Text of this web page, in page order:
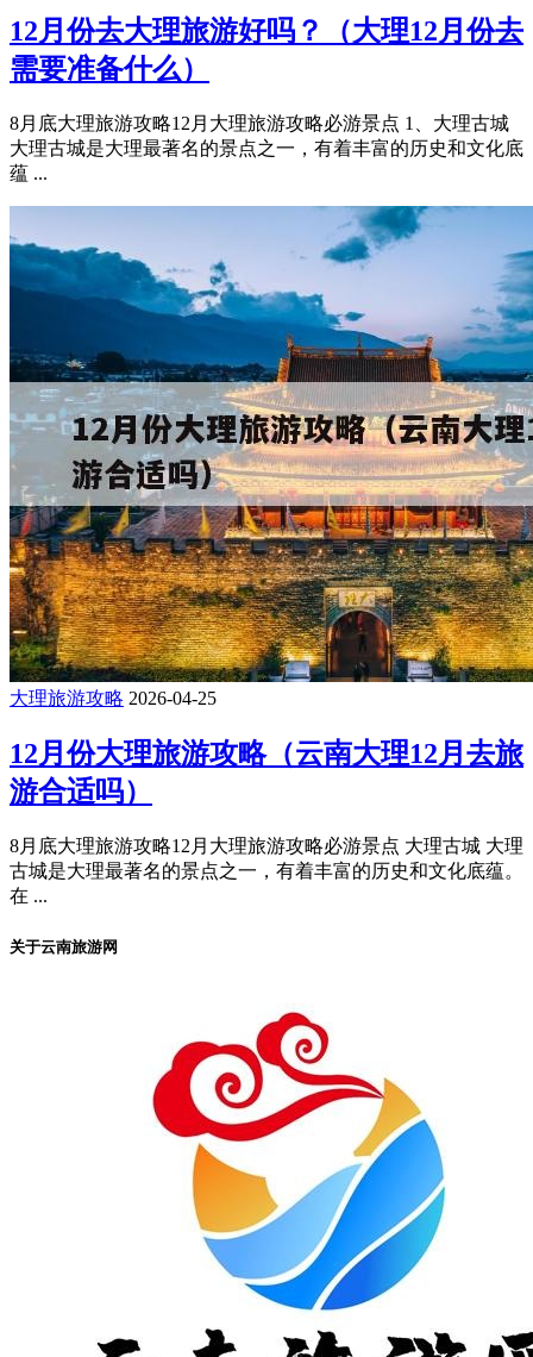
12月份去大理旅游好吗？（大理12月份去
需要准备什么）
8月底大理旅游攻略12月大理旅游攻略必游景点 1、大理古城
大理古城是大理最著名的景点之一，有着丰富的历史和文化底
蕴 ...
大理旅游攻略 2026-04-25
12月份大理旅游攻略（云南大理12月去旅
游合适吗）
8月底大理旅游攻略12月大理旅游攻略必游景点 大理古城 大理
古城是大理最著名的景点之一，有着丰富的历史和文化底蕴。
在 ...
关于云南旅游网